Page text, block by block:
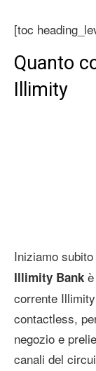
[toc
Quanto
Illimity
Iniziamo
Illimity Bank
corrente
contactless,
negozio e
canali del